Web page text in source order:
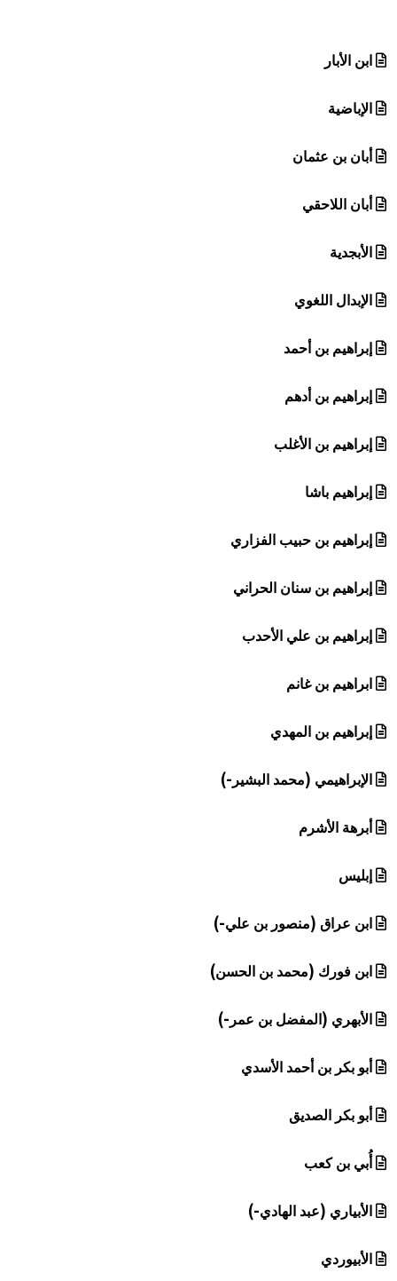
ابن الأبار
الإباضية
أبان بن عثمان
أبان اللاحقي
الأبجدية
الإبدال اللغوي
إبراهيم بن أحمد
إبراهيم بن أدهم
إبراهيم بن الأغلب
إبراهيم باشا
إبراهيم بن حبيب الفزاري
إبراهيم بن سنان الحراني
إبراهيم بن علي الأحدب
ابراهيم بن غانم
إبراهيم بن المهدي
الإبراهيمي (محمد البشير-)
أبرهة الأشرم
إبليس
ابن عراق (منصور بن علي-)
ابن فورك (محمد بن الحسن)
الأبهري (المفضل بن عمر-)
أبو بكر بن أحمد الأسدي
أبو بكر الصديق
أُبي بن كعب
الأبياري (عبد الهادي-)
الأبيوردي